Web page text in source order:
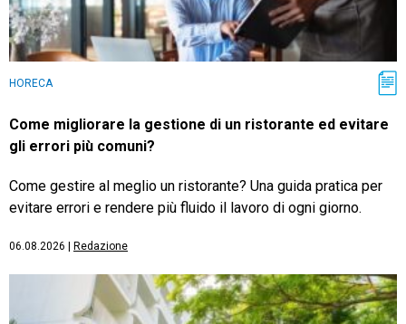
HORECA
Come migliorare la gestione di un ristorante ed evitare
gli errori più comuni?
Come gestire al meglio un ristorante? Una guida pratica per
evitare errori e rendere più fluido il lavoro di ogni giorno.
06.08.2026 Redazione